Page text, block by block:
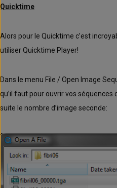
Quicktime
Alors pour le Quicktime c’est
utiliser Quicktime Player!
Dans le menu File / Open Image
qu’il faut pour ouvrir vos séquences
suite le nombre d’image seconde: